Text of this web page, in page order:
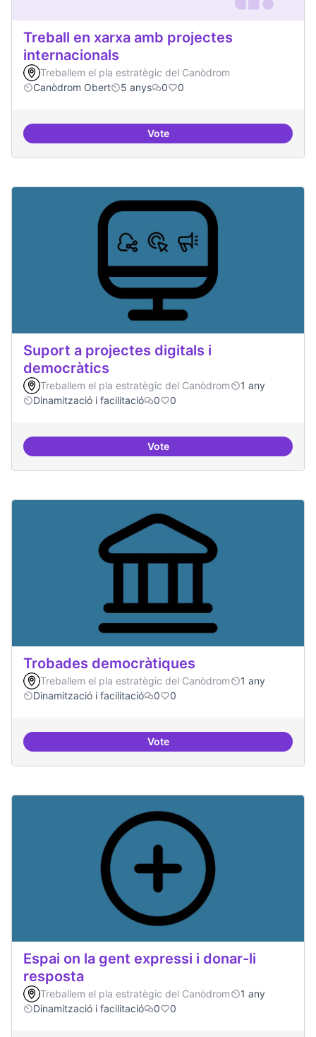
Treball en xarxa amb projectes
internacionals
Treballem el pla estratègic del Canòdrom
Canòdrom Obert
5 anys 0 0
VoteTreball en xarxa amb projectes
Suport a projectes digitals i
democràtics
Treballem el pla estratègic del Canòdrom
1 any
Dinamització i facilitació
0 0
VoteSuport a projectes digitals i
Trobades democràtiques
Treballem el pla estratègic del Canòdrom
1 any
Dinamització i facilitació
0 0
VoteTrobades democràtiques
Espai on la gent expressi i donar-li
resposta
Treballem el pla estratègic del Canòdrom
1 any
Dinamització i facilitació
0 0